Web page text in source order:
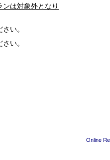
は対象外となり
い。
い。
Online